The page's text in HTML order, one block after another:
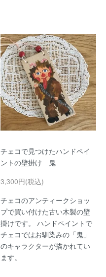
チェコで見つけたハンドペイ
ントの壁掛け 鬼
3,300円(税込)
チェコのアンティークショッ
プで買い付けた古い木製の壁
掛けです。 ハンドペイントで
チェコではお馴染みの「鬼」
のキャラクターが描かれてい
ます。